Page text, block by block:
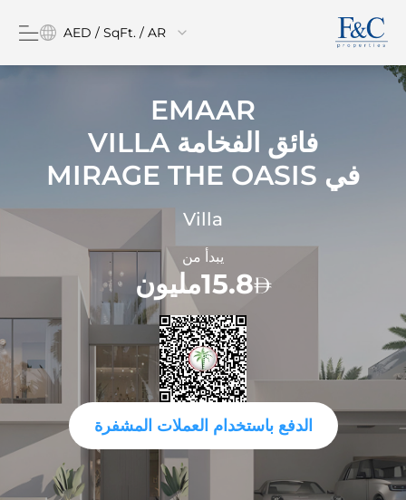
AED / SqFt. / AR
EMAAR
فائق الفخامة VILLA
في MIRAGE THE OASIS
Villa
يبدأ من
15.8مليون
الدفع باستخدام العملات المشفرة